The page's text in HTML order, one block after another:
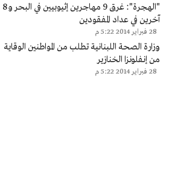
"الهجرة": غرق 9 مهاجرين إثيوبيين في البحر و8
آخرين في عداد المفقودين
28 فبراير 2014 5:22 م
وزارة الصحة اللبنانية تطلب من المواطنين الوقاية
من إنفلونزا الخنازير
28 فبراير 2014 5:22 م